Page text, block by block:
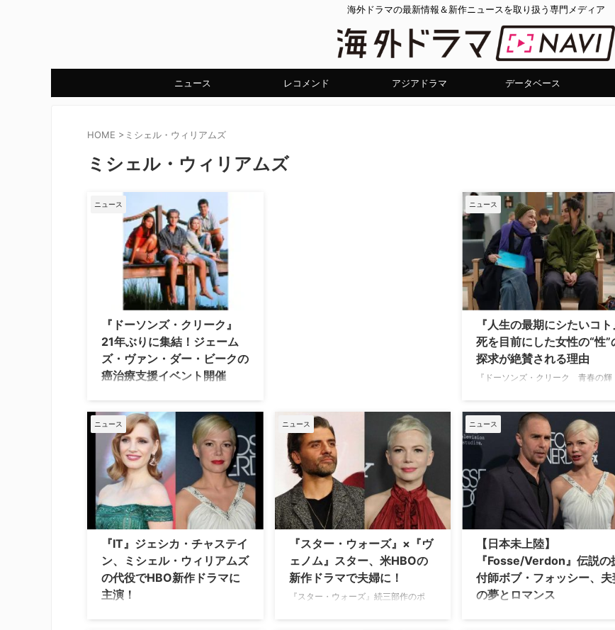
海外ドラマの最新情報＆新作ニュースを取り扱う専門メディア
ニュース レコメンド アジアドラマ データベース
HOME > ミシェル・ウィリアムズ
ミシェル・ウィリアムズ
ニュース
『ドーソンズ・クリーク』
21年ぶりに集結！ジェーム
ズ・ヴァン・ダー・ビークの
癌治療支援イベント開催
たちが、2003年のシリーズ終了以来、
初めて一堂に会することがわかった。
ドーソン役のジェームズ・ヴァン・ダ
ー・ビークがステージ3の大腸癌と闘
病していることを公表したことを受
け、彼を支援するチャリティ・イベン
トが開催される。 21年ぶり！ ニュー
ヨークの舞台で一夜限りの再会 イベン
トは、9月22日にニューヨーク市のリ
チャード・ロジャース・シアターで一
夜限りで開催。ジェームズのほか、ジ
ェン役のミシェル・ウィリアムズ、ジ
ョーイ役のケイティ・ …
ニュース
『人生の最期にシたいコト
死を目前にした女性の“性”
探求が絶賛される理由
『ドーソンズ・クリーク 青春の輝
を務める新ドラマ『人生の最期にシ
いコト』（原題：Dying for Sex）は
乳がんが再発し先が短いと知った40
のモリーが、静かな余生を送る代わ
に大胆な“性的探求の旅”に出る姿を
いた作品。同名の人気ポッドキャス
にインスパイアされており、観る者
に“生きる意味”を問いかける。 40代
Rotten Tomatoesで88パーセント、
Metacriticで79という …
ニュース
『IT』ジェシカ・チャステイ
ン、ミシェル・ウィリアムズ
の代役でHBO新作ドラマに
主演！
ニュース
『スター・ウォーズ』×『ヴ
ェノム』スター、米HBOの
新作ドラマで夫婦に！
『スター・ウォーズ』続三部作のポ
ニュース
【日本未上陸】
『Fosse/Verdon』伝説の
付師ボブ・フォッシー、夫
の夢とロマンス